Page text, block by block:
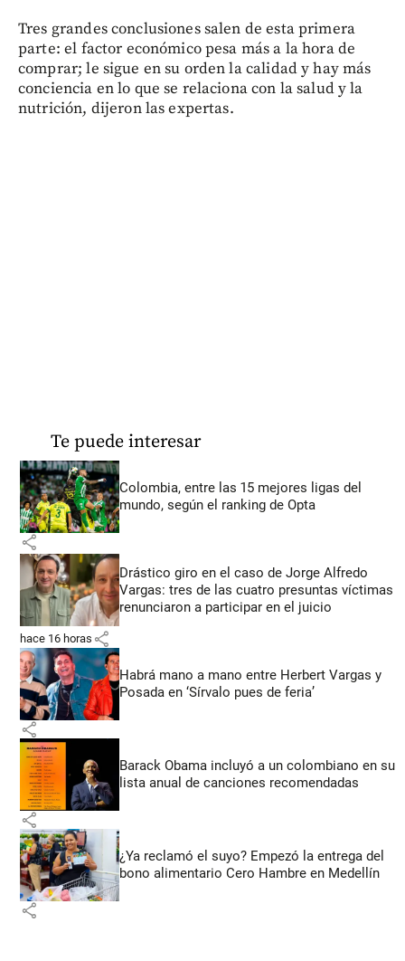
Tres grandes conclusiones salen de esta primera
parte: el factor económico pesa más a la hora de
comprar; le sigue en su orden la calidad y hay más
conciencia en lo que se relaciona con la salud y la
nutrición, dijeron las expertas.
Te puede interesar
Colombia, entre las 15 mejores ligas del
mundo, según el ranking de Opta
share
Drástico giro en el caso de Jorge Alfredo
Vargas: tres de las cuatro presuntas víctimas
renunciaron a participar en el juicio
hace 16 horas share
Habrá mano a mano entre Herbert Vargas y
Posada en ‘Sírvalo pues de feria’
share
Barack Obama incluyó a un colombiano en su
lista anual de canciones recomendadas
share
¿Ya reclamó el suyo? Empezó la entrega del
bono alimentario Cero Hambre en Medellín
share